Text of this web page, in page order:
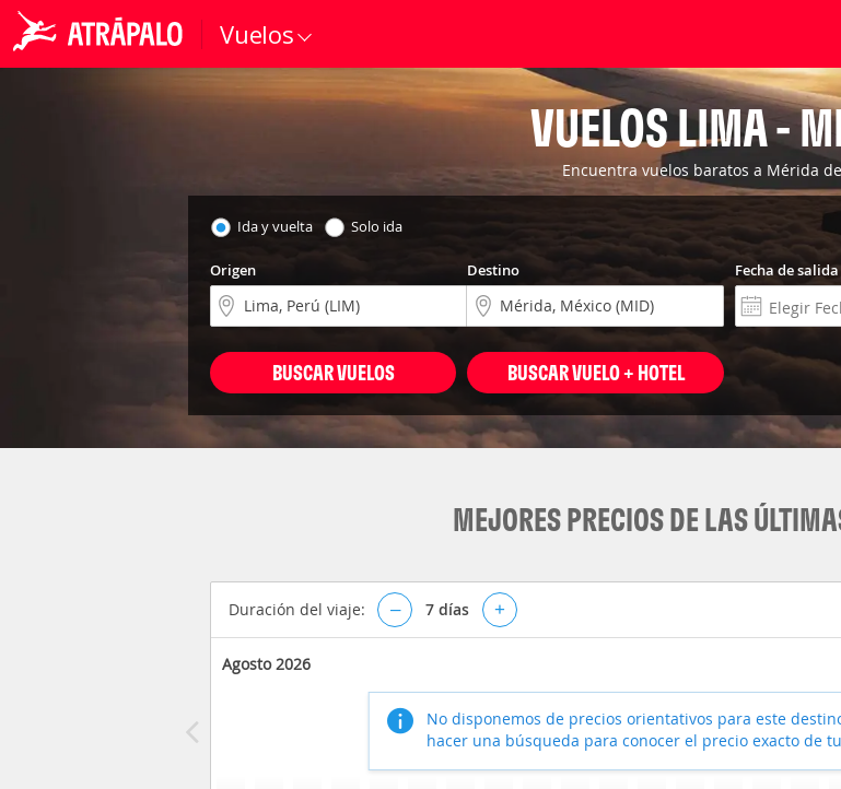
Vuelos
VUELOS LIMA -
Encuentra vuelos baratos a Mérida
Ida y vuelta Solo ida
Origen Destino Fecha de salida
BUSCAR VUELOS BUSCAR VUELO + HOTEL
MEJORES PRECIOS DE LAS
Duración del viaje: – 7 días +
Agosto 2026
No disponemos de precios orientativos para este
hacer una búsqueda para conocer el precio exacto de